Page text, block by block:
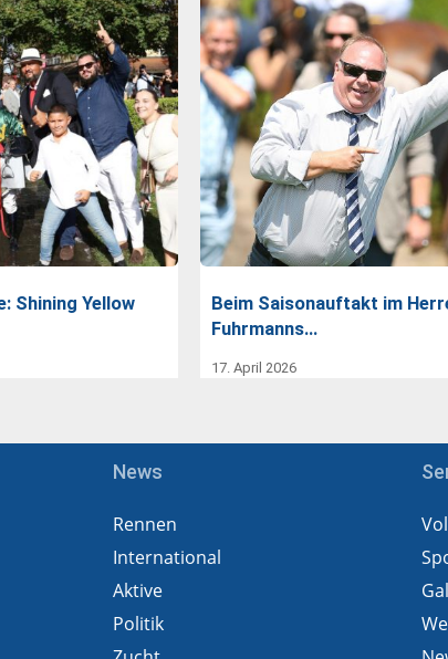
Shining Yellow
Beim Saisonauftakt im
Fuhrmanns…
17. April 2026
News
Rennen
International
Aktive
Politik